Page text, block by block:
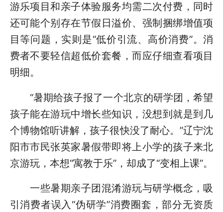
游乐项目和亲子体验服务均需二次付费，同时
还可能个别存在节假日溢价、强制捆绑增值项
目等问题，实则是“低价引流、高价消费”。消
费者不要轻信超低价套餐，而应仔细查看项目
明细。
“暑期给孩子报了一个北京的研学团，希望
孩子能在游玩中增长些知识，没想到就是到几
个博物馆听讲解，孩子很快没了耐心。”辽宁沈
阳市市民张英家暑假带即将上小学的孩子来北
京游玩，本想“寓教于乐”，却成了“变相上课”。
一些暑期亲子团混淆游玩与研学概念，吸
引消费者误入“伪研学”消费圈套，部分无资质